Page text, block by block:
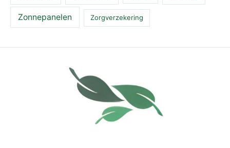
Zonnepanelen Zorgverzekering